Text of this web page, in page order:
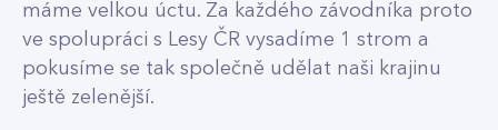
máme velkou úctu. Za každého závodníka proto
ve spolupráci s Lesy ČR vysadíme 1 strom a
pokusíme se tak společně udělat naši krajinu
ještě zelenější.